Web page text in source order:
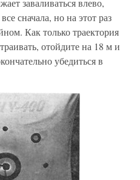
заваливаться влево,
сначала, но на этот раз
Как только траектория
отойдите на 18 м и
убедиться в